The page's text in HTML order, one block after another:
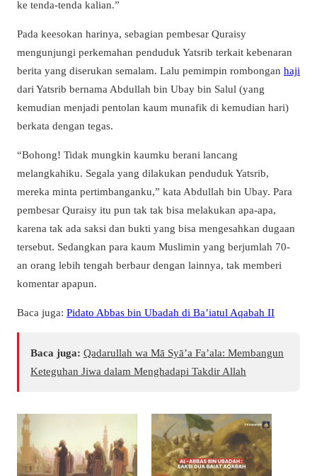
ke tenda-tenda kalian.”
Pada keesokan harinya, sebagian pembesar Quraisy
mengunjungi perkemahan penduduk Yatsrib terkait kebenaran
berita yang diserukan semalam. Lalu pemimpin rombongan haji
dari Yatsrib bernama Abdullah bin Ubay bin Salul (yang
kemudian menjadi pentolan kaum munafik di kemudian hari)
berkata dengan tegas.
“Bohong! Tidak mungkin kaumku berani lancang
melangkahiku. Segala yang dilakukan penduduk Yatsrib,
mereka minta pertimbanganku,” kata Abdullah bin Ubay. Para
pembesar Quraisy itu pun tak tak bisa melakukan apa-apa,
karena tak ada saksi dan bukti yang bisa mengesahkan dugaan
tersebut. Sedangkan para kaum Muslimin yang berjumlah 70-
an orang lebih tengah berbaur dengan lainnya, tak memberi
komentar apapun.
Baca juga: Pidato Abbas bin Ubadah di Ba’iatul Aqabah II
Baca juga: Qadarullah wa Mā Syā’a Fa’ala: Membangun
Keteguhan Jiwa dalam Menghadapi Takdir Allah